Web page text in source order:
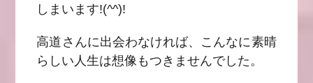
しまいます!(^^)!
高道さんに出会わなければ、こんなに素晴
らしい人生は想像もつきませんでした。